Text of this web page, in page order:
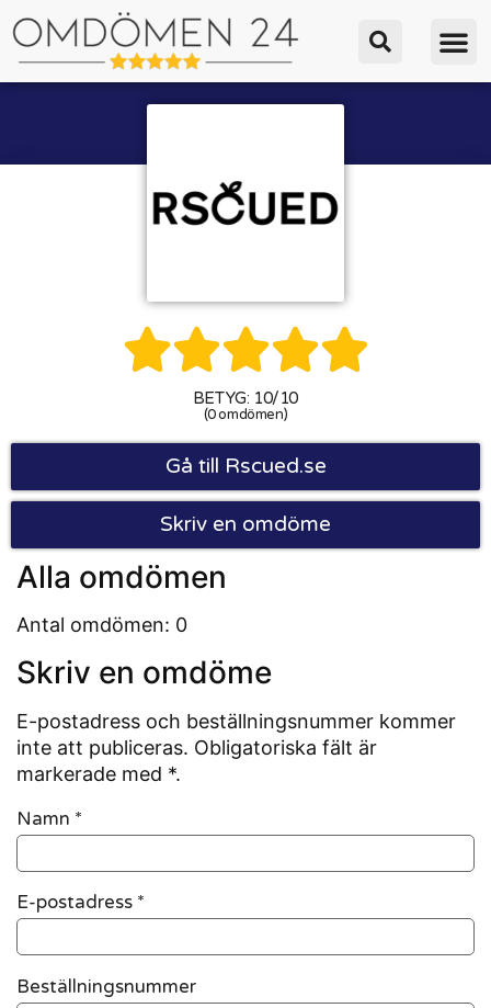

BETYG: 10/10
(0 omdömen)
Gå till Rscued.se
Skriv en omdöme
Alla omdömen
Antal omdömen: 0
Skriv en omdöme
E-postadress och beställningsnummer kommer
inte att publiceras. Obligatoriska fält är
markerade med *.
Namn *
E-postadress *
Beställningsnummer